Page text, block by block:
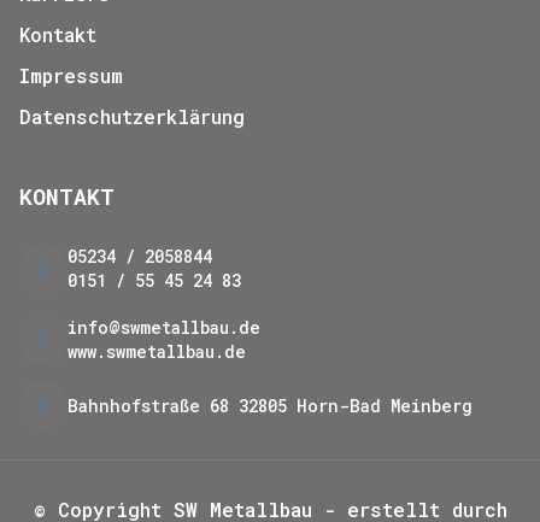
Kontakt
Impressum
Datenschutzerklärung
KONTAKT
05234 / 2058844
0151 / 55 45 24 83
info@swmetallbau.de
www.swmetallbau.de
Bahnhofstraße 68 32805 Horn-Bad Meinberg
© Copyright SW Metallbau
- erstellt durch